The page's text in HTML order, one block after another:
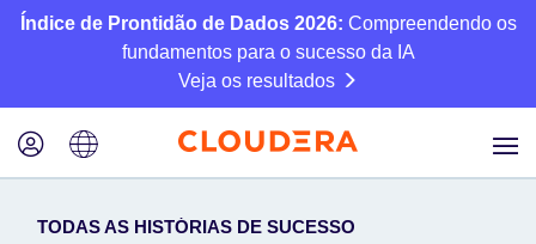
Índice de Prontidão de Dados 2026: Compreendendo os
fundamentos para o sucesso da IA
Veja os resultados
TODAS AS HISTÓRIAS DE SUCESSO